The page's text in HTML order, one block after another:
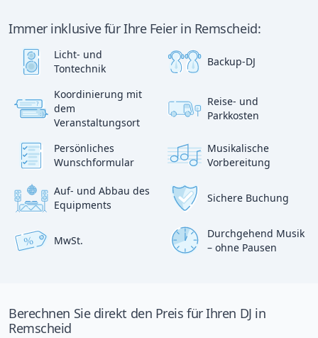
Immer inklusive für Ihre Feier in Remscheid:
Licht- und
Tontechnik
Backup-DJ
?
:)
Koordinierung mit
dem
Veranstaltungsort
p
Reise- und
Parkkosten
Persönliches
Wunschformular
Musikalische
Vorbereitung
Auf- und Abbau des
Equipments
Sichere Buchung
% MwSt.
Durchgehend Musik
– ohne Pausen
Berechnen Sie direkt den Preis für Ihren DJ in
Remscheid